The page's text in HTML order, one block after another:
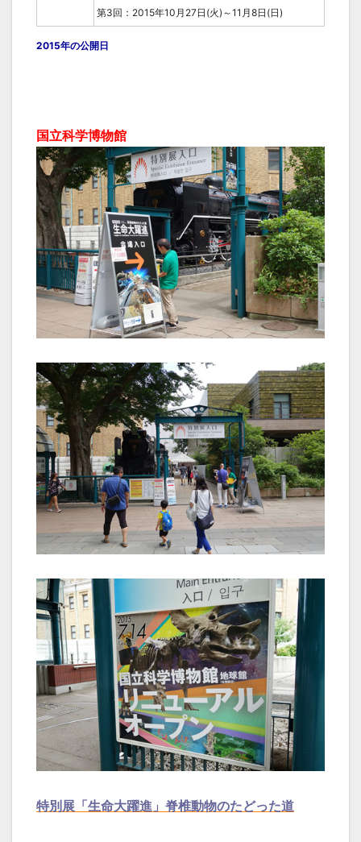
2015年の公開日
第3回：2015年10月27日(火)～11月8日(日)
国立科学博物館
特別展「生命大躍進」脊椎動物のたどった道